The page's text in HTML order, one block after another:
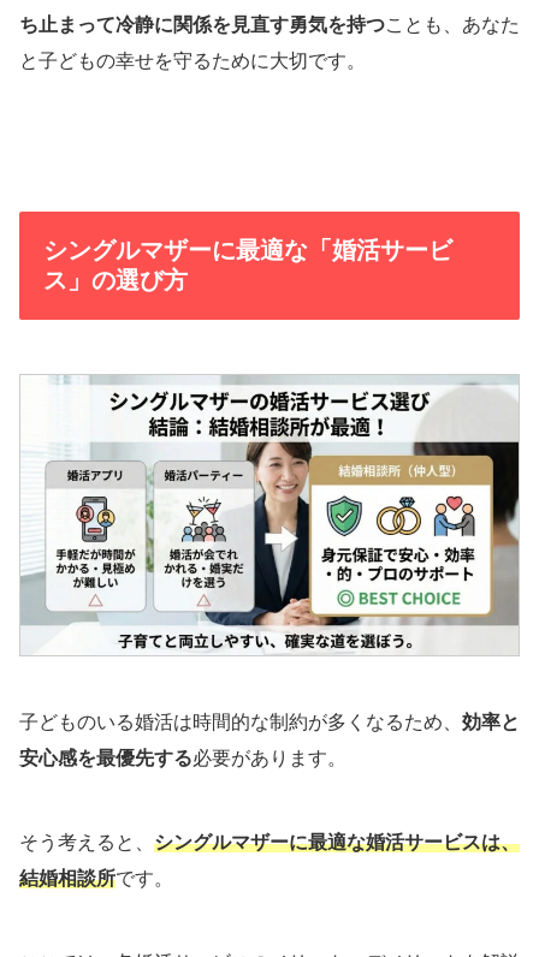
ち止まって冷静に関係を見直す勇気を持つことも、あなた
と子どもの幸せを守るために大切です。
シングルマザーに最適な「婚活サービ
ス」の選び方
子どものいる婚活は時間的な制約が多くなるため、 効率と
安心感を最優先する必要があります。
そう考えると、 シングルマザーに最適な婚活サービスは、
結婚相談所です。